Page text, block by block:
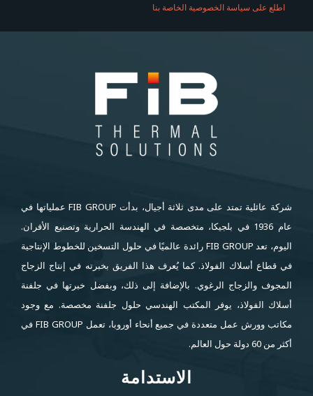
اطلع على سياسة الخصوصية الخاصة بنا
شركة عائلية تمتد على مدى ثلاثة أجيال، بدأت FIB GROUP عملياتها في
عام 1936 في بلجيكا، متخصصة في الهندسة الحرارية وتصنيع الأفران.
اليوم، تعد FIB GROUP رائدة عالميًا في حلول التسخين للخطوط الإنتاجية
في قطاع أسلاك الفولاذ. كما يُعرف هذا الفريق بخبرته في إنتاج الزجاج
المجوف والزجاج الرغوي. بالإضافة إلى ذلك، وبفضل خبرتها في جلفنة
أسلاك الفولاذ، يوفر المكتب الهندسي حلول جلفنة مخصصة. مع وجود
مكاتب وورش عمل متعددة في جميع أنحاء أوروبا، تعمل FIB GROUP في
أكثر من 60 دولة حول العالم.
الاستدامة
الاستدامة